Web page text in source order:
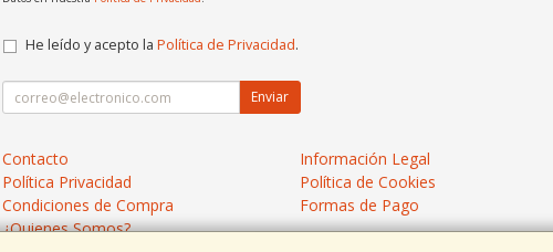
He leído y acepto la Política de Privacidad.
Enviar
Contacto
Información Legal
Política Privacidad
Política de Cookies
Condiciones de Compra
Formas de Pago
¿Quienes Somos?